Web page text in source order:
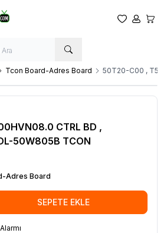
Favorilerim
Hesabım
Tcon Board-Adres Board 50T20-C00 ,
CTRL BD ,
50W805B TCON
Adres Board
SEPETE EKLE